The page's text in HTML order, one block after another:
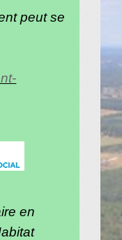
peut se
en